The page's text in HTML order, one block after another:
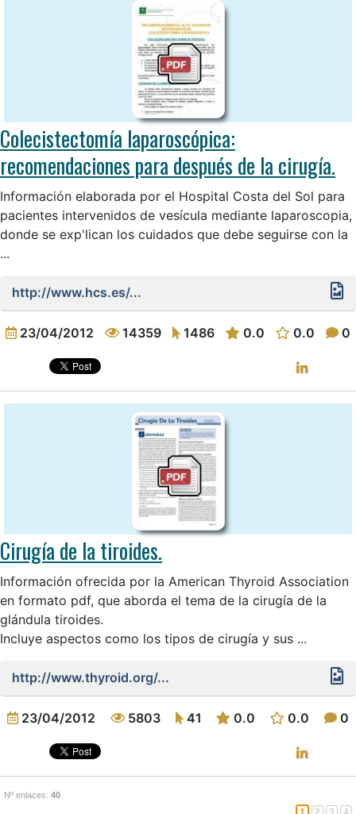
Colecistectomía laparoscópica:
recomendaciones para después de la cirugía.
Información elaborada por el Hospital Costa del Sol para
pacientes intervenidos de vesícula mediante laparoscopia,
donde se exp'lican los cuidados que debe seguirse con la
...
http://www.hcs.es/...
23/04/2012 14359 1486 0.0 0.0 0
Cirugía de la tiroides.
Información ofrecida por la American Thyroid Association
en formato pdf, que aborda el tema de la cirugía de la
glándula tiroides.
Incluye aspectos como los tipos de cirugía y sus ...
http://www.thyroid.org/...
23/04/2012 5803 41 0.0 0.0 0
Nº enlaces: 40